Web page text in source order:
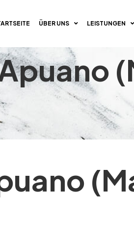
ÜBER UNS LEISTUNGEN